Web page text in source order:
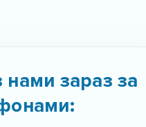
нами зараз за